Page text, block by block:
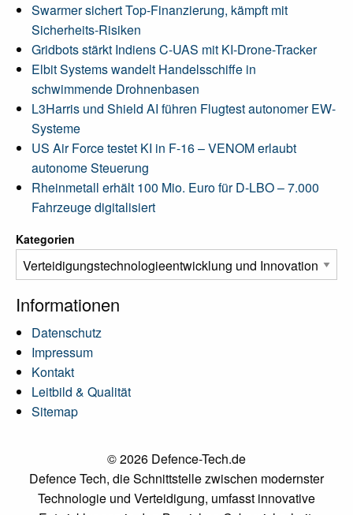
Swarmer sichert Top-Finanzierung, kämpft mit
Sicherheits-Risiken
Gridbots stärkt Indiens C-UAS mit KI-Drone-Tracker
Elbit Systems wandelt Handelsschiffe in
schwimmende Drohnenbasen
L3Harris und Shield AI führen Flugtest autonomer EW-
Systeme
US Air Force testet KI in F-16 – VENOM erlaubt
autonome Steuerung
Rheinmetall erhält 100 Mio. Euro für D-LBO – 7.000
Fahrzeuge digitalisiert
Kategorien
Informationen
Datenschutz
Impressum
Kontakt
Leitbild & Qualität
Sitemap
© 2026 Defence-Tech.de
Defence Tech, die Schnittstelle zwischen modernster
Technologie und Verteidigung, umfasst innovative